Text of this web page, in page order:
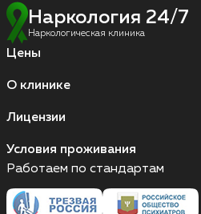
Наркология 24/7
Наркологическая клиника
Цены
О клинике
Лицензии
Условия проживания
Работаем по стандартам